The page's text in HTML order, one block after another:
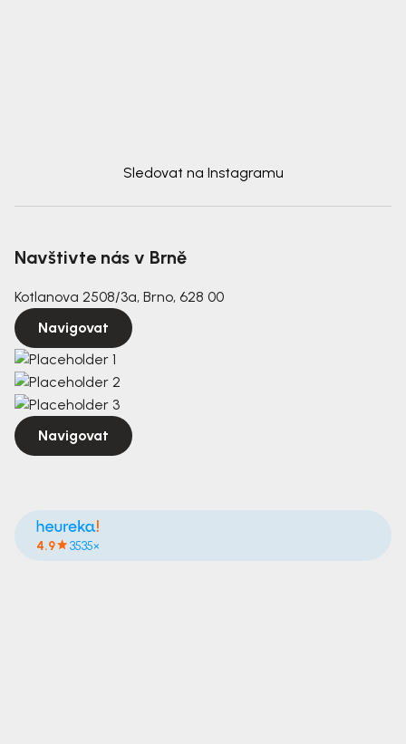
Sledovat na Instagramu
Navštivte nás v Brně
Kotlanova 2508/3a, Brno, 628 00
Navigovat
Navigovat
4.9 3535×